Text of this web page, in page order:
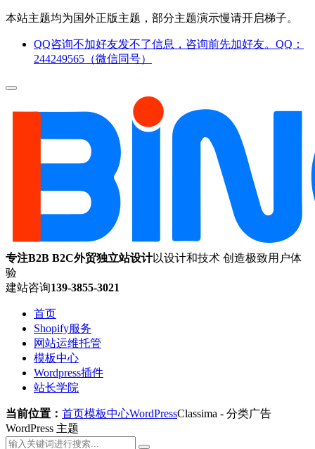
本站主题均为国外正版主题，部分主题演示慢请开启梯子。
QQ咨询不加好友发不了信息，咨询前先加好友。QQ：
244249565（微信同号）
专注B2B B2C外贸独立站设计以设计和技术 创造极致用户体
验
建站咨询139-3855-3021
首页
Shopify服务
网站运维托管
模板中心
Wordpress插件
站长学院
当前位置： 首页模板中心WordPressClassima - 分类广告
WordPress 主题